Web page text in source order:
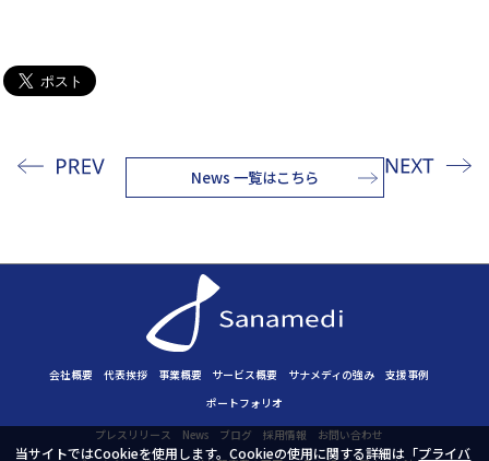
News 一覧はこちら
会社概要 代表挨拶 事業概要 サービス概要 サナメディの強み
支援事例
ポートフォリオ
プレスリリース News ブログ 採用情報
お問い合わせ
当サイトではCookieを使用します。Cookieの使用に関する詳細は「プライバ